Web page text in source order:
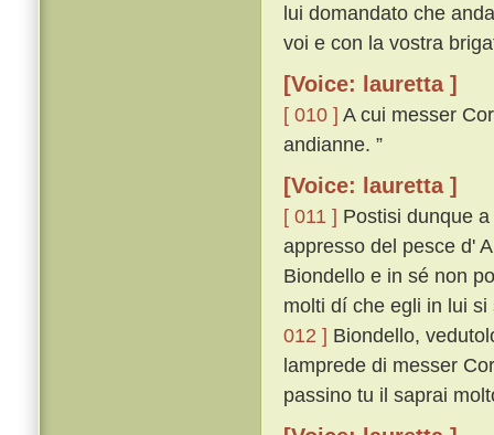
lui domandato che
voi e con la vostra
[Voice: lauretta ]
[ 010 ] A cui messer
andianne. ”
[Voice: lauretta ]
[ 011 ] Postisi dunque
appresso del pesce d'
Biondello e in sé non
molti dí che egli in lui
012 ] Biondello,
lamprede di messer
passino tu il saprai